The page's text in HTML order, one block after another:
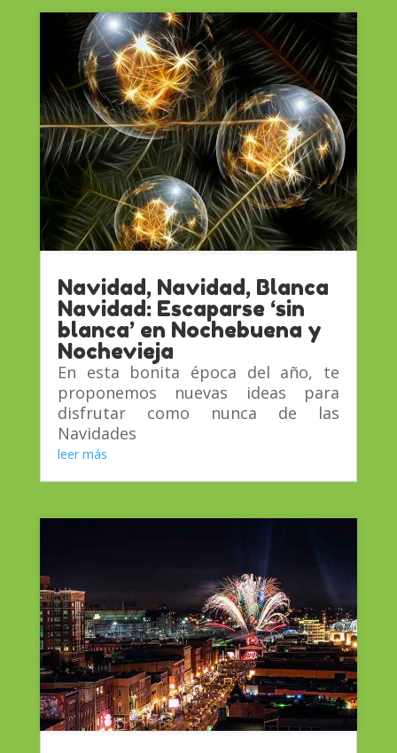
Navidad, Navidad, Blanca
Navidad: Escaparse ‘sin
blanca’ en Nochebuena y
Nochevieja
En esta bonita época del año, te
proponemos nuevas ideas para
disfrutar como nunca de las
Navidades
leer más